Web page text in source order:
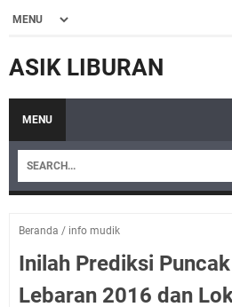
ASIK LIBURAN
MENU
Beranda / info mudik
Inilah Prediksi
Lebaran 2016 dan